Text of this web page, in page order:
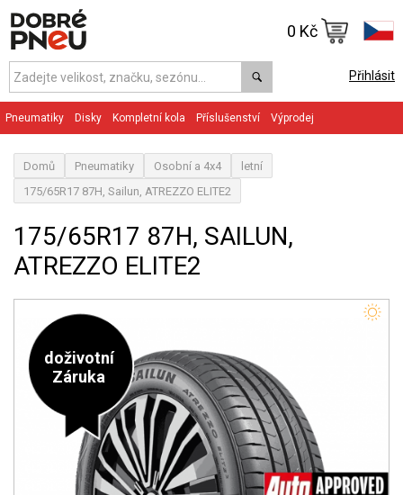
Přihlásit
0 Kč
Pneumatiky Disky Kompletní kola Příslušenství Výprodej
Domů Pneumatiky Osobní a 4x4
letní
175/65R17 87H, Sailun, ATREZZO ELITE2
175/65R17 87H, SAILUN,
ATREZZO ELITE2
doživotní
Záruka